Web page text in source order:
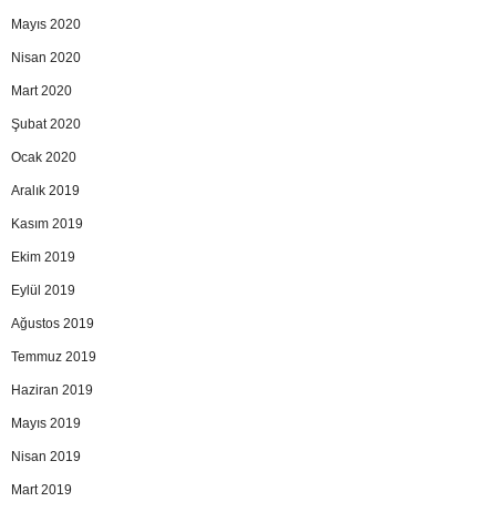
Mayıs 2020
Nisan 2020
Mart 2020
Şubat 2020
Ocak 2020
Aralık 2019
Kasım 2019
Ekim 2019
Eylül 2019
Ağustos 2019
Temmuz 2019
Haziran 2019
Mayıs 2019
Nisan 2019
Mart 2019